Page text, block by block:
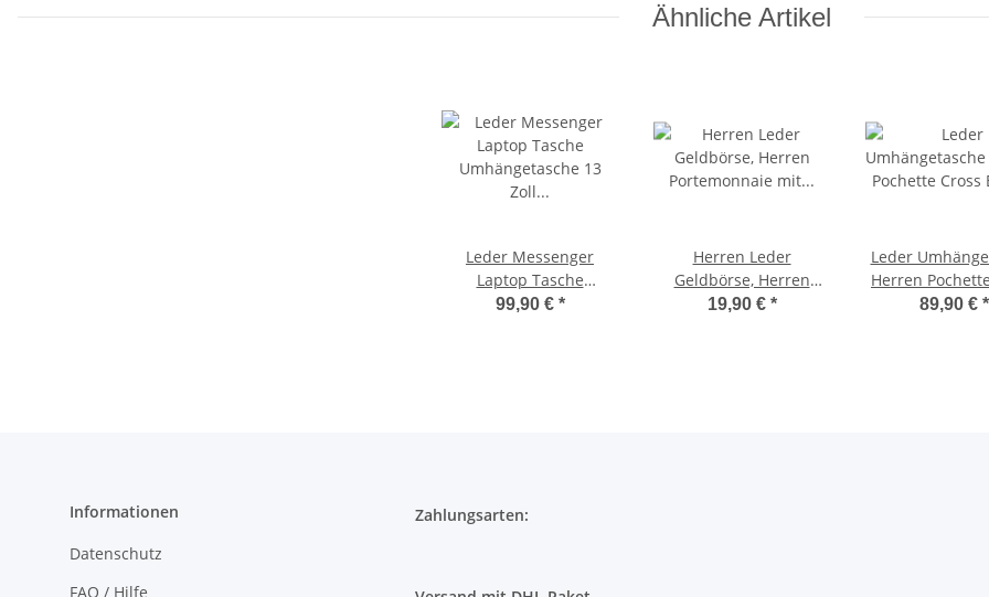
Ähnliche Artikel
Leder Messenger
Laptop Tasche
Umhängetasche 13 Zoll
99,90 € *
Herren Leder
Geldbörse, Herren
Portemonnaie mit
19,90 € *
Leder
Herren
Body Vintage
89,90 € *
Informationen
Datenschutz
FAQ / Hilfe
Zahlungsarten: